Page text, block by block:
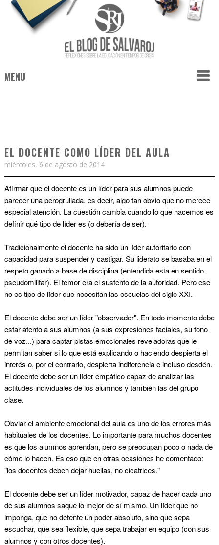
MENU
EL DOCENTE COMO LÍDER DEL AULA
miércoles, 6 de agosto de 2014
Afirmar que el docente es un líder para sus alumnos puede
parecer una perogrullada, es decir, algo tan obvio que no merece
especial atención. La cuestión cambia cuando lo que hacemos es
definir qué tipo de líder es (o debería de ser).
Tradicionalmente el docente ha sido un líder autoritario con
capacidad para suspender y castigar. Su liderato se basaba en el
respeto ganado a base de disciplina (entendida esta en sentido
pseudomilitar). El temor era el sustento de la autoridad. Pero ese
no es tipo de líder que necesitan las escuelas del siglo XXI.
El docente debe ser un líder "observador". En todo momento debe
estar atento a sus alumnos (a sus expresiones faciales, su tono
de voz...) para captar pistas emocionales reveladoras que le
permitan saber si lo que está explicando o haciendo despierta el
interés o, por el contrario, despierta indiferencia e incluso desdén.
El docente debe ser un líder empático capaz de analizar las
actitudes individuales de los alumnos y también las del grupo
clase.
Obviar el ambiente emocional del aula es uno de los errores más
habituales de los docentes. Lo importante para muchos docentes
es que los alumnos aprendan, pero se preocupan poco o nada de
cómo lo hacen. Es eso que en otras ocasiones he comentado:
"los docentes deben dejar huellas, no cicatrices."
El docente debe ser un líder motivador, capaz de hacer cada uno
de sus alumnos saque lo mejor de sí mismo. Un líder que no
imponga, que no detente un poder absoluto, sino que sepa
escuchar, que sea flexible, que sepa trabajar en equipo (con sus
alumnos y con otros docentes).